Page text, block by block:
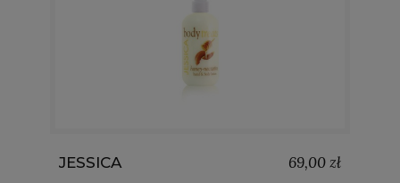
JESSICA 69,00 zł